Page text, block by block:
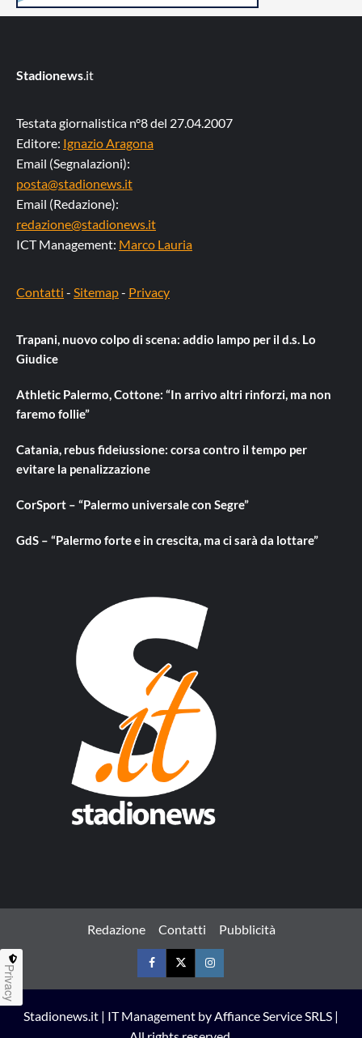
Stadionews .it
Testata giornalistica n°8 del 27.04.2007
Editore: Ignazio Aragona
Email (Segnalazioni):
posta@stadionews.it
Email (Redazione):
redazione@stadionews.it
ICT Management: Marco Lauria
Contatti - Sitemap- Privacy
Trapani, nuovo colpo di scena: addio lampo per il d.s. Lo
Giudice
Athletic Palermo, Cottone: “In arrivo altri rinforzi, ma non
faremo follie”
Catania, rebus fideiussione: corsa contro il tempo per
evitare la penalizzazione
CorSport – “Palermo universale con Segre”
GdS – “Palermo forte e in crescita, ma ci sarà da lottare”
Redazione Contatti Pubblicità
FacebookTwitterInstagram
Stadionews.it | IT Management by Affiance Service SRLS |
Privacy